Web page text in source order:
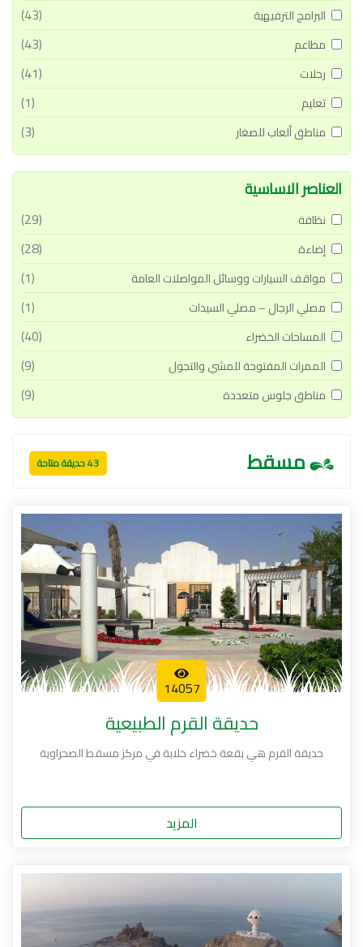
البرامج الترفيهية (43)
مطاعم (43)
رحلات (41)
تعليم (1)
مناطق ألعاب للصغار (3)
العناصر الاساسية
نظافة (29)
إضاءة (28)
مواقف السيارات ووسائل المواصلات العامة (1)
مصلي الرجال – مصلي السيدات (1)
المساحات الخضراء (40)
الممرات المفتوحة للمشي والتجول (9)
مناطق جلوس متعددة (9)
مسقط 43 حديقة متاحة
14057
حديقة القرم الطبيعية
حديقة القرم هي بقعة خضراء خلابة في مركز مسقط الصحراوية
المزيد